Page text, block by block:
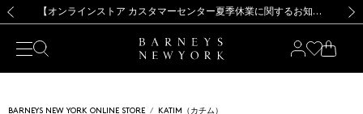
新規登録のお客様も対象！＜MY BARNEYS＞会員のお客様は11,000円（税込）以上のお買上げで常時送料無料！お買い物の際は会員登録を！
【夏季休業に伴う出荷一時停止のお知らせ】(2026.8.7) 【オンラインストア カスタマーセンター夏季休業に関するお知らせ】（2026.8.7）
【夏季休業に伴う返品・交換承り一時停止のお知らせ】（2026.8.5）
熊本県を中心とした地震の影響によるお荷物のお届けについて
【開催中】SUMMER SALEのご案内・ご注意事項 新規登録のお客様も対象！＜MY BARNEYS＞会員のお客様は11,000円（税込）以上のお買上げで常時送料無料！お買い物の際は会員登録を！
【夏季休業に伴う出荷一時停止のお知らせ】(2026.8.7)
BARNEYS NEW YORK ONLINE STORE
KATIM（カチム）